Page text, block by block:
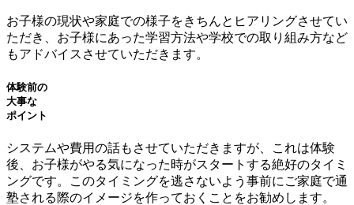
お子様の現状や家庭での様子をきちんとヒアリングさせてい
ただき、お子様にあった学習方法や学校での取り組み方など
もアドバイスさせていただきます。
体験前の
大事な
ポイント
システムや費用の話もさせていただきますが、これは体験
後、お子様がやる気になった時がスタートする絶好のタイミ
ングです。このタイミングを逃さないよう事前にご家庭で通
塾される際のイメージを作っておくことをお勧めします。